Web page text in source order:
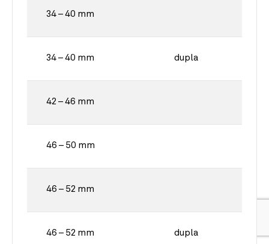
34 – 40 mm
34 – 40 mm dupla
42 – 46 mm
46 – 50 mm
46 – 52 mm
46 – 52 mm dupla